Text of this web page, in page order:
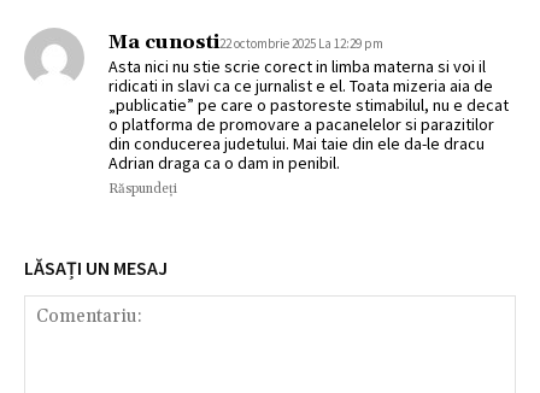
Ma cunosti22 octombrie 2025 La 12:29 pm
Asta nici nu stie scrie corect in limba materna si voi il
ridicati in slavi ca ce jurnalist e el. Toata mizeria aia de
„publicatie” pe care o pastoreste stimabilul, nu e decat
o platforma de promovare a pacanelelor si parazitilor
din conducerea judetului. Mai taie din ele da-le dracu
Adrian draga ca o dam in penibil.
Răspundeți
LĂSAȚI UN MESAJ